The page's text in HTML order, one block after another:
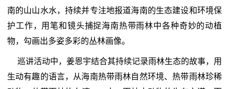
南的山山水水，持续并专注地报道海南的生态建设和环境保
护工作，用笔和镜头捕捉海南热带雨林中各种奇妙的动植
物，勾画出多姿多彩的丛林画像。
巡讲活动中，姜恩宇结合其持续记录雨林生态的故事，用
生动有趣的语言，从海南热带雨林自然环境、热带雨林珍稀